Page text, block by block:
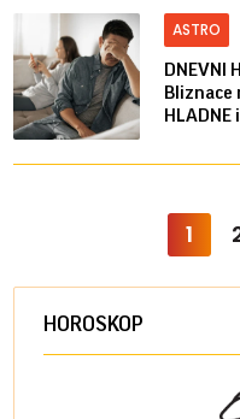
ASTRO
DNEVNI
Bliznace
1
HOROSKOP